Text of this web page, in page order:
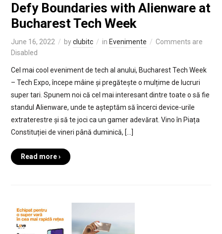
Defy Boundaries with Alienware at
Bucharest Tech Week
June 16, 2022 byclubitc in Evenimente
Comments are
Disabled
Cel mai cool eveniment de tech al anului, Bucharest Tech Week
– Tech Expo, începe mâine și pregătește o mulțime de lucruri
super tari. Spunem noi că cel mai interesant dintre toate o să fie
standul Alienware, unde te așteptăm să încerci device-urile
extraterestre și să te joci ca un gamer adevărat. Vino în Piața
Constituției de vineri până duminică, […]
Read more ›